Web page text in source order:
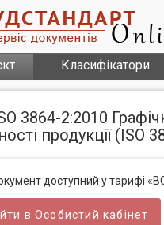
Класифікатори
3864-2:2010
продукції (ISO
доступний у тарифі
вОсобистий кабінет